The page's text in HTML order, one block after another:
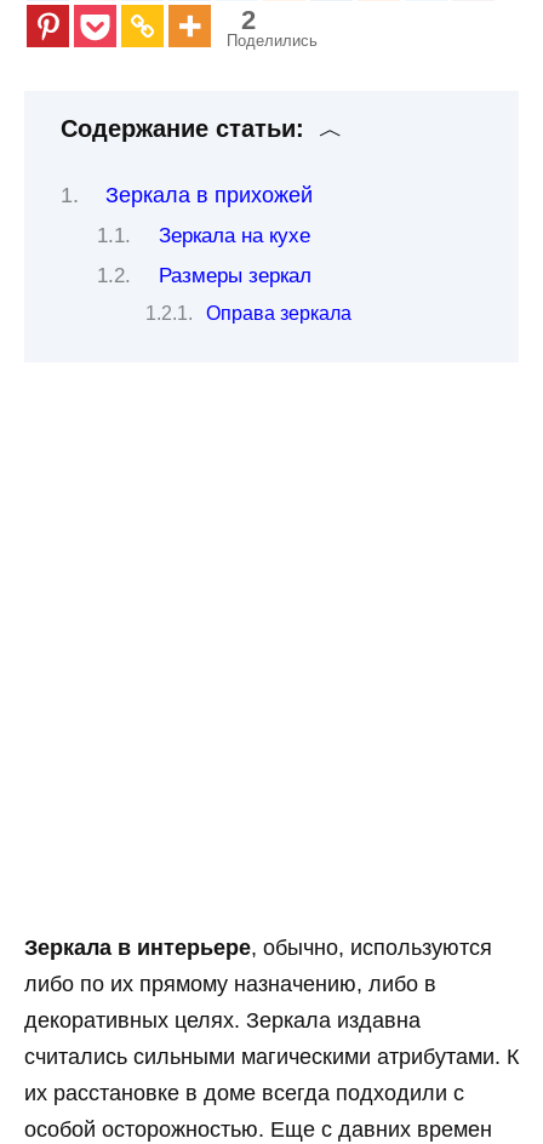
2
Поделились
Содержание статьи:
Зеркала в прихожей
Зеркала на кухе
Размеры зеркал
Оправа зеркала
Зеркала в интерьере, обычно, используются
либо по их прямому назначению, либо в
декоративных целях. Зеркала издавна
считались сильными магическими атрибутами. К
их расстановке в доме всегда подходили с
особой осторожностью. Еще с давних времен